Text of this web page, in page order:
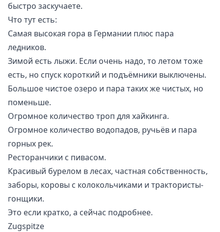
быстро заскучаете.
Что тут есть:
Самая высокая гора в Германии плюс пара
ледников.
Зимой есть лыжи. Если очень надо, то летом тоже
есть, но спуск короткий и подъёмники выключены.
Большое чистое озеро и пара таких же чистых, но
поменьше.
Огромное количество троп для хайкинга.
Огромное количество водопадов, ручьёв и пара
горных рек.
Ресторанчики с пивасом.
Красивый бурелом в лесах, частная собственность,
заборы, коровы с колокольчиками и трактористы-
гонщики.
Это если кратко, а сейчас подробнее.
Zugspitze